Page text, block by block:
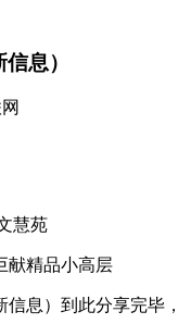
息）
慧苑
献精品小高层
息）到此分享完毕，